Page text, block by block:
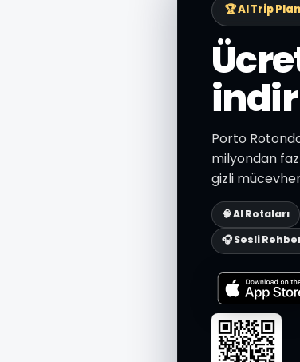
🏆 AI Trip
indir
Porto
milyondan
gizli
🧠 AI Rotaları
🎧 Sesli